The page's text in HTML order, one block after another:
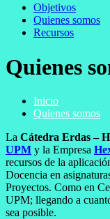
Menú
principal
Objetivos
Quienes somos
Recursos
Quienes
Inicio
Quienes somos
La Cátedra Erdas –
UPM y la Empresa
recursos de la
Docencia en
Proyectos. Como en
UPM; llegando a
sea posible.